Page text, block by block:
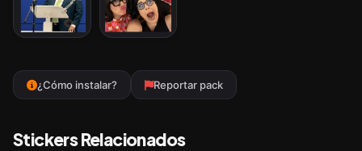
¿Cómo instalar? Reportar pack
Stickers Relacionados